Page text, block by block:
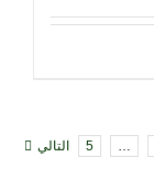
…
5 التالي